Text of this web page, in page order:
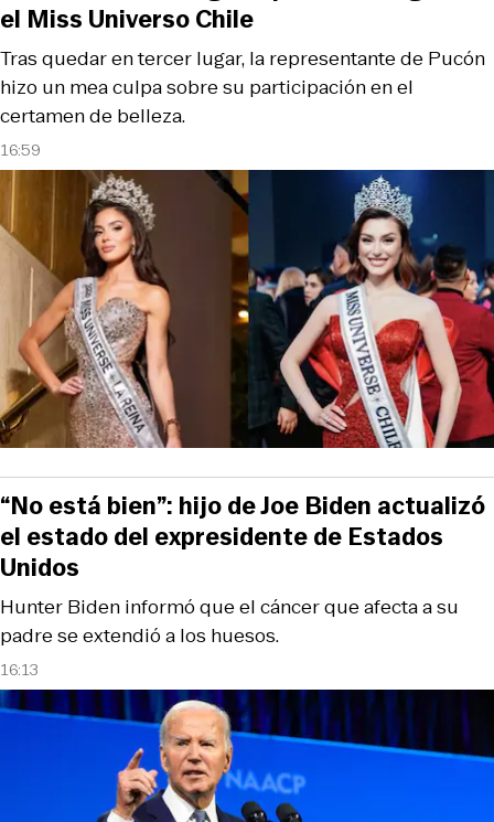
16:59
Tras quedar en tercer lugar, la representante de Pucón
hizo un mea culpa sobre su participación en el
certamen de belleza.
el Miss Universo Chile
16:13
Hunter Biden informó que el cáncer que afecta a su
padre se extendió a los huesos.
“No está bien”: hijo de Joe Biden actualizó
el estado del expresidente de Estados
Unidos